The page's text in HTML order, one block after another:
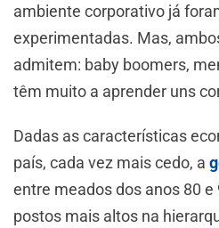
ambiente corporativo já
experimentadas. Mas,
admitem: baby boomers,
têm muito a aprender uns
Dadas as características
país, cada vez mais cedo, a
entre meados dos anos 80
postos mais altos na